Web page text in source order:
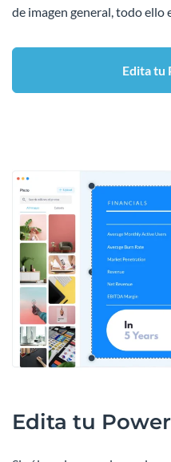
de imagen general, todo ello
Edita tu
Edita tu